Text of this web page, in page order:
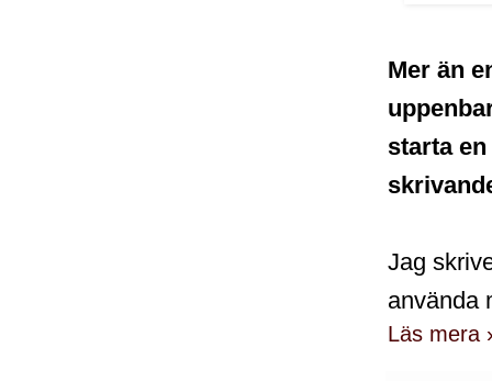
Mer än
starta
Jag
använda
Läs mera